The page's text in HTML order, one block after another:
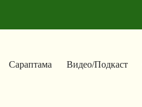
Сараптама Видео/Подкаст